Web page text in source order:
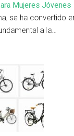
Mujeres Jóvenes
se ha convertido
a la…